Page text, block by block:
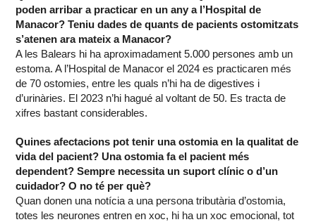
poden arribar a practicar en un any a l’Hospital de
Manacor? Teniu dades de quants de pacients ostomitzats
s’atenen ara mateix a Manacor?
A les Balears hi ha aproximadament 5.000 persones amb un
estoma. A l’Hospital de Manacor el 2024 es practicaren més
de 70 ostomies, entre les quals n’hi ha de digestives i
d’urinàries. El 2023 n’hi hagué al voltant de 50. Es tracta de
xifres bastant considerables.
Quines afectacions pot tenir una ostomia en la qualitat de
vida del pacient? Una ostomia fa el pacient més
dependent? Sempre necessita un suport clínic o d’un
cuidador? O no té per què?
Quan donen una notícia a una persona tributària d’ostomia,
totes les neurones entren en xoc, hi ha un xoc emocional, tot